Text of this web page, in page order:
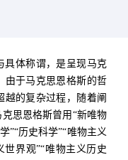
具体称谓，是呈现马克
由于马克思恩格斯的哲
的复杂过程，随着阐
思恩格斯曾用“新唯物
”“历史科学”“唯物主义
世界观”“唯物主义历史